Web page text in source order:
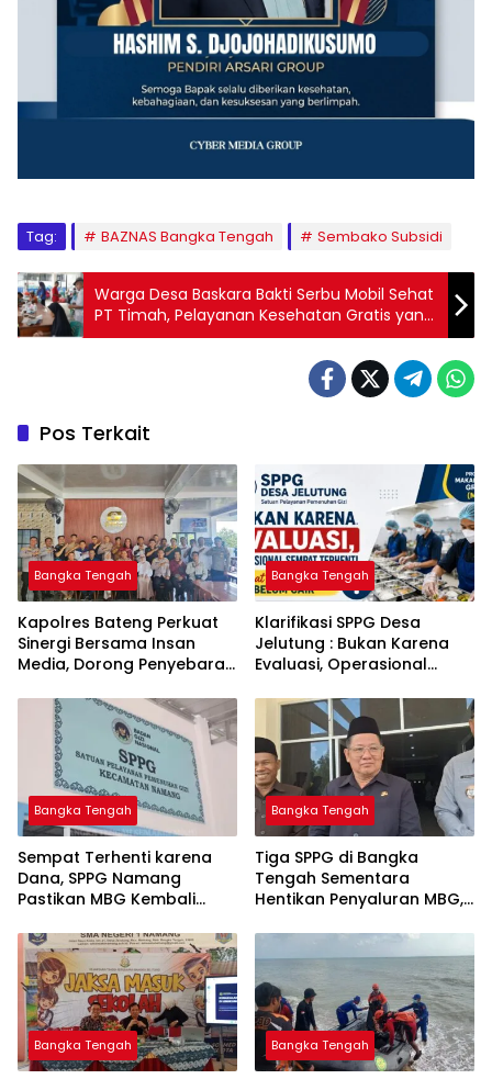
Tag: BAZNAS Bangka Tengah Sembako Subsidi
Warga Desa Baskara Bakti Serbu Mobil Sehat
PT Timah, Pelayanan Kesehatan Gratis yang
Dinantikan
Pos Terkait
Bangka Tengah
‎Kapolres Bateng Perkuat
Sinergi Bersama Insan
Media, Dorong Penyebaran
Layanan Polri 110
Bangka Tengah
‎Klarifikasi SPPG Desa
Jelutung : Bukan Karena
Evaluasi, Operasional
Dana Banper Belum Cair
Bangka Tengah
‎Sempat Terhenti karena
Dana, SPPG Namang
Pastikan MBG Kembali
Bangka Tengah
‎Tiga SPPG di Bangka
Tengah Sementara
Hentikan Penyaluran MBG,
Bangka Tengah Bangka Tengah